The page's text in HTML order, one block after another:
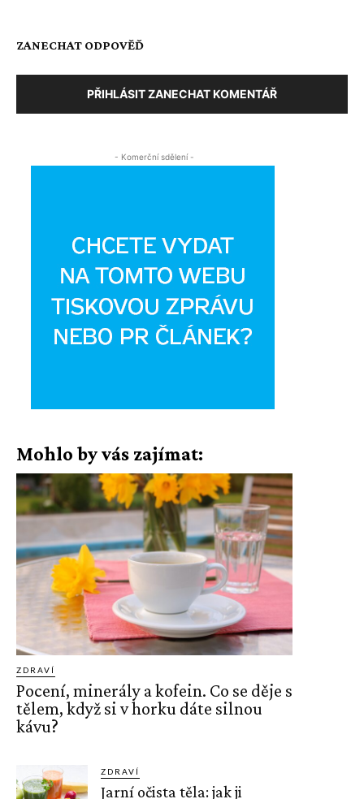
ZANECHAT ODPOVĚĎ
PŘIHLÁSIT ZANECHAT KOMENTÁŘ
- Komerční sdělení -
Mohlo by vás zajímat:
ZDRAVÍ
Pocení, minerály a kofein. Co se děje s
tělem, když si v horku dáte silnou
kávu?
ZDRAVÍ
Jarní očista těla: jak ji